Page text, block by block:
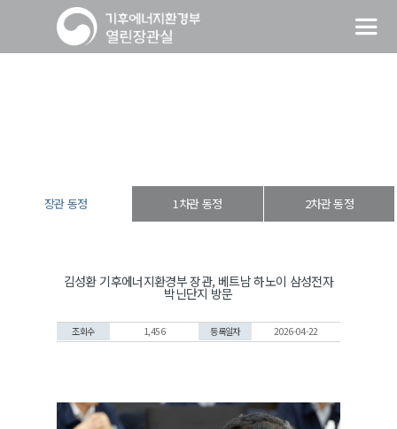
장관 동정 1차관 동정 2차관 동정
김성환 기후에너지환경부 장관, 베트남 하노이 삼성전자
박닌단지 방문
조회수 1,456 등록일자 2026-04-22